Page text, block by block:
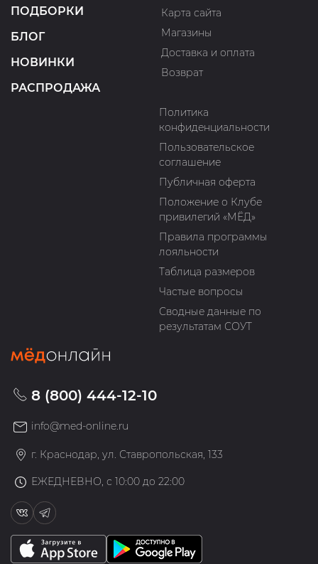
ПОДБОРКИ
БЛОГ
НОВИНКИ
РАСПРОДАЖА
Карта сайта
Магазины
Доставка и оплата
Возврат
Политика
конфиденциальности
Пользовательское
соглашение
Публичная оферта
Положение о Клубе
привилегий «МЁД»
Правила программы
лояльности
Таблица размеров
Частые вопросы
Сводные данные по
результатам СОУТ
8 (800) 444-12-10
info@med-online.ru
г. Краснодар, ул. Ставропольская, 133
ЕЖЕДНЕВНО, с 10:00 до 22:00